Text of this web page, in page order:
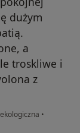
dużym
a
troskliwe i
z
•